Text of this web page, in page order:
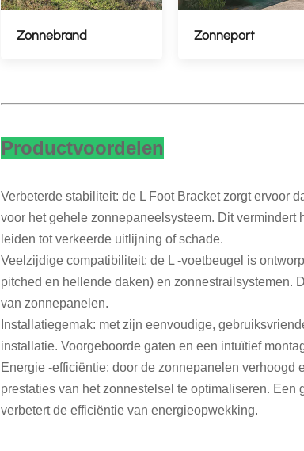
Zonnebrand Zonneport
Productvoordelen
Verbeterde stabiliteit: de L Foot Bracket zorgt ervoor
voor het gehele zonnepaneelsysteem. Dit
leiden tot verkeerde uitlijning of schade.
Veelzijdige compatibiliteit: de L -voetbeugel is
pitched en hellende daken) en zonnestrailsystemen.
van zonnepanelen.
Installatiegemak: met zijn eenvoudige,
installatie. Voorgeboorde gaten en een intuïtief
Energie -efficiëntie: door de zonnepanelen
prestaties van het zonnestelsel te optimaliseren.
verbetert de efficiëntie van energieopwekking.